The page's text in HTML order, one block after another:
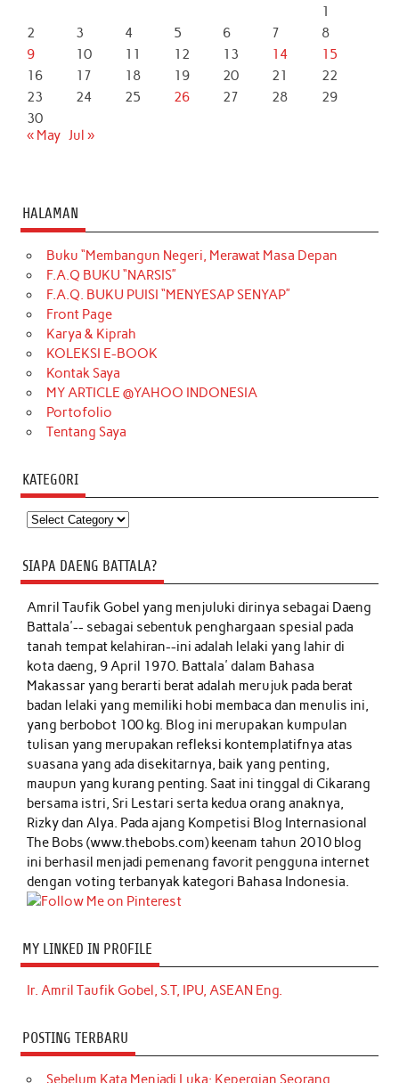
1
2
3 4 5 6 7
8
9
10 11 12 13 14
15
16
17 18 19 20 21
22
23
24 25 26 27 28
29
30
« May Jul »
HALAMAN
Buku “Membangun Negeri, Merawat Masa Depan
F.A.Q BUKU “NARSIS”
F.A.Q. BUKU PUISI “MENYESAP SENYAP”
Front Page
Karya & Kiprah
KOLEKSI E-BOOK
Kontak Saya
MY ARTICLE @YAHOO INDONESIA
Portofolio
Tentang Saya
KATEGORI
Kategori
SIAPA DAENG BATTALA?
Amril Taufik Gobelyang menjuluki dirinya sebagai Daeng
Battala'-- sebagai sebentuk penghargaan spesial pada
tanah tempat kelahiran--ini adalah lelaki yang lahir di
kota daeng, 9 April 1970. Battala' dalam Bahasa
Makassar yang berarti berat adalah merujuk pada berat
badan lelaki yang memiliki hobi membaca dan menulis ini,
yang berbobot 100 kg. Blog ini merupakan kumpulan
tulisan yang merupakan refleksi kontemplatifnya atas
suasana yang ada disekitarnya, baik yang penting,
maupun yang kurang penting. Saat ini tinggal di Cikarang
bersama istri, Sri Lestari serta kedua orang anaknya,
Rizky dan Alya. Pada ajang Kompetisi Blog Internasional
The Bobs (www.thebobs.com) keenam tahun 2010 blog
ini berhasil menjadi pemenang favorit pengguna internet
dengan voting terbanyak kategori Bahasa Indonesia.
MY LINKED IN PROFILE
Ir. Amril Taufik Gobel, S.T, IPU, ASEAN Eng.
POSTING TERBARU
Sebelum Kata Menjadi Luka: Kepergian Seorang